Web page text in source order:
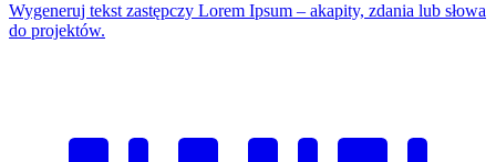
Wygeneruj tekst zastępczy Lorem Ipsum – akapity, zdania lub słowa
do projektów.